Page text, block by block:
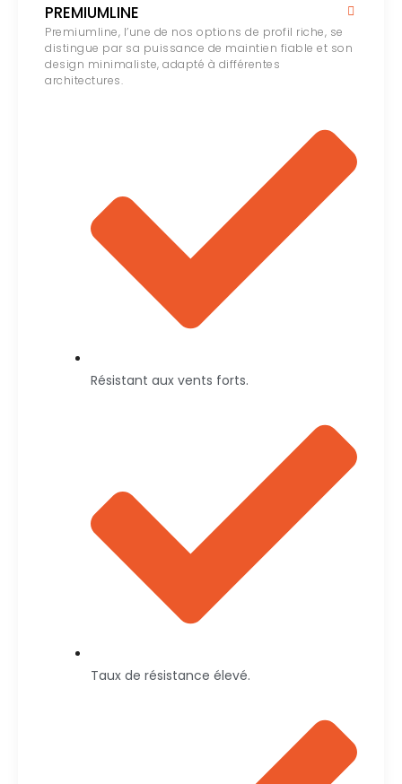
PREMIUMLINE
Premiumline, l’une de nos options de profil riche, se
distingue par sa puissance de maintien fiable et son
design minimaliste, adapté à différentes
architectures.
Résistant aux vents forts.
Taux de résistance élevé.